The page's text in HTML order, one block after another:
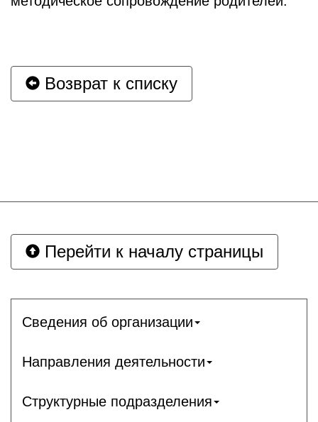
Возврат к списку
Перейти к началу страницы
Сведения об организации
Направления деятельности
Структурные подразделения